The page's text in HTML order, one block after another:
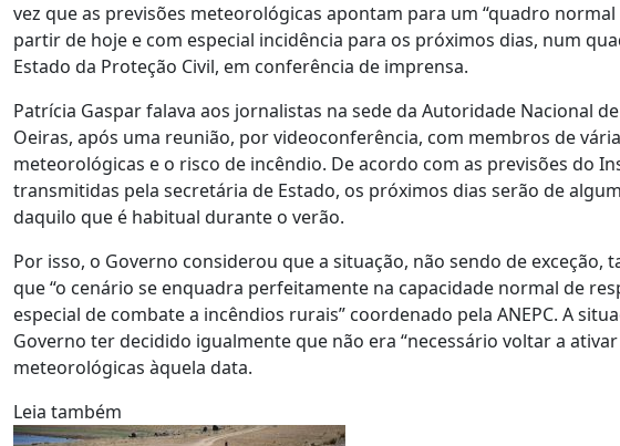
vez que as previsões meteorológicas apontam para um “quadro
partir de hoje e com especial incidência para os próximos dias, num
Estado da Proteção Civil, em conferência de imprensa.
Patrícia Gaspar falava aos jornalistas na sede da Autoridade Nacional
Oeiras, após uma reunião, por videoconferência, com membros de
meteorológicas e o risco de incêndio. De acordo com as previsões do
transmitidas pela secretária de Estado, os próximos dias serão de
daquilo que é habitual durante o verão.
Por isso, o Governo considerou que a situação, não sendo de
que “o cenário se enquadra perfeitamente na capacidade normal de
especial de combate a incêndios rurais” coordenado pela ANEPC. A
Governo ter decidido igualmente que não era “necessário voltar a
meteorológicas àquela data.
Leia também